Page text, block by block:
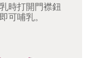
時打開門襟鈕
可哺乳。